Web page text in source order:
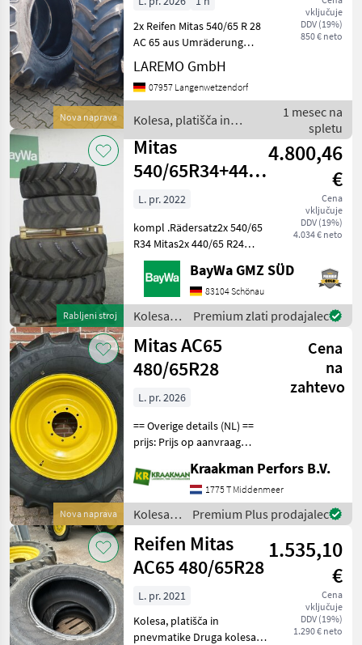
Nova naprava
vključuje
DDV (19%)
850 € neto
2x Reifen Mitas 540/65 R 28
AC 65 aus Umräderung
eines werksneuen Traktors.
Reifen waren noch nicht im
Einsatz. Herstellung 4.KW
Preis
LAREMO GmbH
07957 Langenwetzendorf
Kolesa, platišča in
pnevmatike / Mitas
1 mesec na
spletu
Rabljeni stroj
Mitas
540/65R34+440/65R24
#358
4.800,46
€
Cena
vključuje
DDV (19%)
4.034 € neto
L. pr. 2022
kompl .Rädersatz2x 540/65
R34 Mitas2x 440/65 R24
Mitaspassend zu Fendt 200
Vario Kolesa, platišča in
pnevmatike Druga kolesa,
platišča in pnevmatike
BayWa GMZ SÜD
83104 Schönau
Kolesa,
platišča
in
pnevmatike
/ Mitas
Premium zlati prodajalec
Nova naprava
Mitas AC65
480/65R28
Cena
na
zahtevo
L. pr. 2026
== Overige details (NL) ==
prijs: Prijs op aanvraag
Kolesa, platišča in
pnevmatike Druga kolesa,
platišča in pnevmatike
Kraakman Perfors B.V.
1775 T Middenmeer
Kolesa,
platišča
in
pnevmatike
/ Mitas
Premium Plus prodajalec
Reifen Mitas
AC65 480/65R28
1.535,10
€
Cena
vključuje
DDV (19%)
1.290 € neto
L. pr. 2021
Kolesa, platišča in
pnevmatike Druga kolesa,